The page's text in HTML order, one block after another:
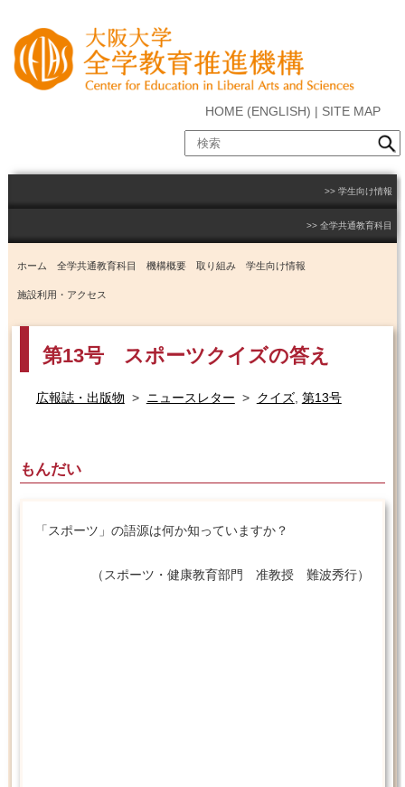
HOME(ENGLISH) | SITE MAP
学生向け情報
全学共通教育科目
ホーム 全学共通教育科目 機構概要 取り組み 学生向け情報
施設利用・アクセス
第13号 スポーツクイズの答え
広報誌・出版物 > ニュースレター > クイズ, 第13号
もんだい
「スポーツ」の語源は何か知っていますか？
（スポーツ・健康教育部門 准教授 難波秀行）